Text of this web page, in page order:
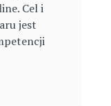
Cel i
jest